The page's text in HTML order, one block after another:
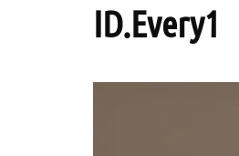
ID.Every1